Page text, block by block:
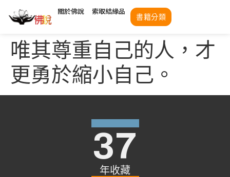
關於佛說 索取結緣品
書籍分類
唯其尊重自己的人，才
更勇於縮小自己。
年收藏
37